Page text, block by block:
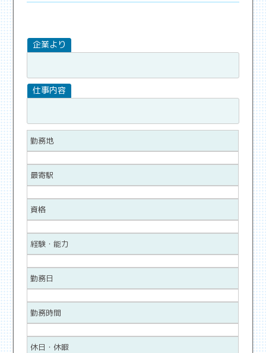
勤務地
最寄駅
資格
経験・能力
勤務日
勤務時間
休日・休暇